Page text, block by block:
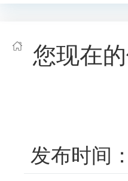
您现在
发布时间